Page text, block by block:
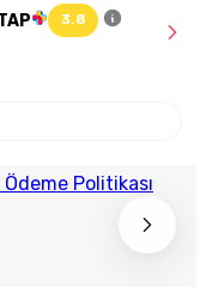
3.8
Politikası